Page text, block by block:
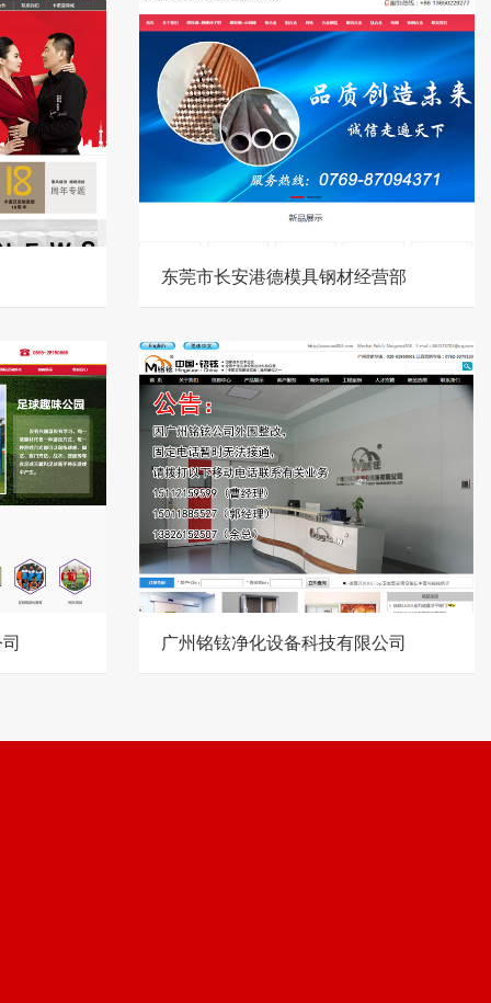
东莞市长安港德模具钢材经营部
广州铭铉净化设备科技有限公司